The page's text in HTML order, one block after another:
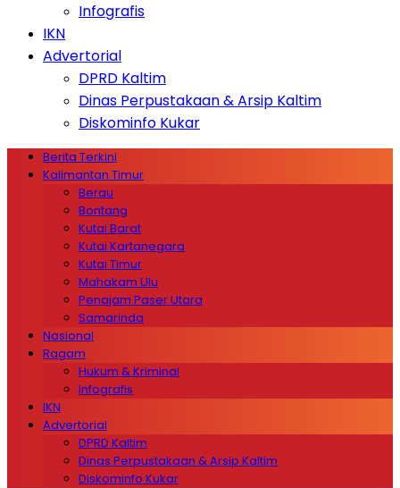
Infografis
IKN
Advertorial
DPRD Kaltim
Dinas Perpustakaan & Arsip Kaltim
Diskominfo Kukar
Berita Terkini
Kalimantan Timur
Berau
Bontang
Kutai Barat
Kutai Kartanegara
Kutai Timur
Mahakam Ulu
Penajam Paser Utara
Samarinda
Nasional
Ragam
Hukum & Kriminal
Infografis
IKN
Advertorial
DPRD Kaltim
Dinas Perpustakaan & Arsip Kaltim
Diskominfo Kukar